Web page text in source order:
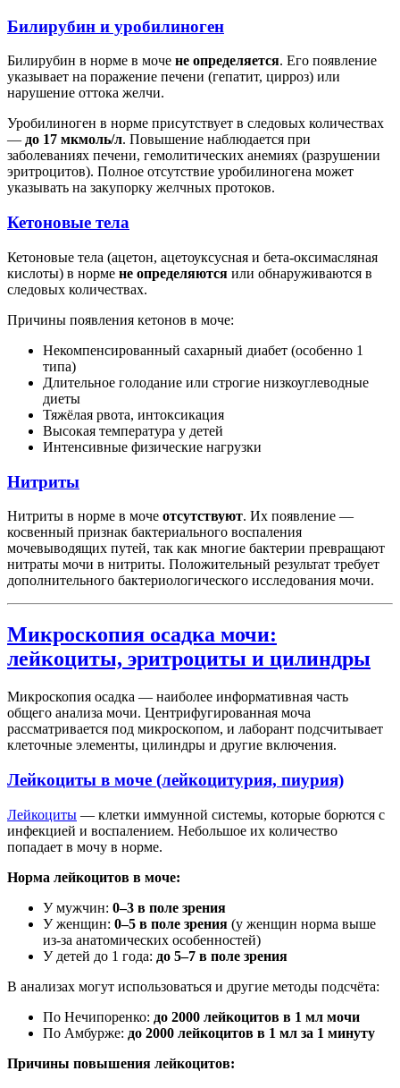
Билирубин и уробилиноген
Билирубин в норме в моче не определяется. Его появление
указывает на поражение печени (гепатит, цирроз) или
нарушение оттока желчи.
Уробилиноген в норме присутствует в следовых количествах
— до 17 мкмоль/л. Повышение наблюдается при
заболеваниях печени, гемолитических анемиях (разрушении
эритроцитов). Полное отсутствие уробилиногена может
указывать на закупорку желчных протоков.
Кетоновые тела
Кетоновые тела (ацетон, ацетоуксусная и бета-оксимасляная
кислоты) в норме не определяются или обнаруживаются в
следовых количествах.
Причины появления кетонов в моче:
Некомпенсированный сахарный диабет (особенно 1
типа)
Длительное голодание или строгие низкоуглеводные
диеты
Тяжёлая рвота, интоксикация
Высокая температура у детей
Интенсивные физические нагрузки
Нитриты
Нитриты в норме в моче отсутствуют. Их появление —
косвенный признак бактериального воспаления
мочевыводящих путей, так как многие бактерии превращают
нитраты мочи в нитриты. Положительный результат требует
дополнительного бактериологического исследования мочи.
Микроскопия осадка мочи:
лейкоциты, эритроциты и цилиндры
Микроскопия осадка — наиболее информативная часть
общего анализа мочи. Центрифугированная моча
рассматривается под микроскопом, и лаборант подсчитывает
клеточные элементы, цилиндры и другие включения.
Лейкоциты в моче (лейкоцитурия, пиурия)
Лейкоциты — клетки иммунной системы, которые борются с
инфекцией и воспалением. Небольшое их количество
попадает в мочу в норме.
Норма лейкоцитов в моче:
У мужчин: 0–3 в поле зрения
У женщин: 0–5 в поле зрения (у женщин норма выше
из-за анатомических особенностей)
У детей до 1 года: до 5–7 в поле зрения
В анализах могут использоваться и другие методы подсчёта:
По Нечипоренко: до 2000 лейкоцитов в 1 мл мочи
По Амбурже: до 2000 лейкоцитов в 1 мл за 1 минуту
Причины повышения лейкоцитов: